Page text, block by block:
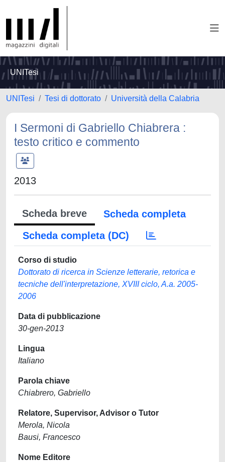
UNITesi
UNITesi Tesi di dottorato Università della Calabria
I Sermoni di Gabriello Chiabrera :
testo critico e commento
2013
Scheda breve
Scheda completa
Scheda completa (DC)
Corso di studio
Dottorato di ricerca in Scienze letterarie, retorica e
tecniche dell'interpretazione, XVIII ciclo, A.a. 2005-
2006
Data di pubblicazione
30-gen-2013
Lingua
Italiano
Parola chiave
Chiabrero, Gabriello
Relatore, Supervisor, Advisor o Tutor
Merola, Nicola
Bausi, Francesco
Nome Editore